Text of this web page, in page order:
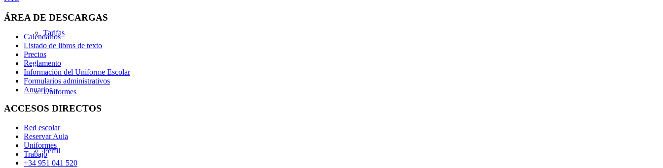
Tarifas
Uniformes
Perfil
ÁREA DE DESCARGAS
Calendarios
Listado de libros de texto
Precios
Reglamento
Información del Uniforme Escolar
Formularios administrativos
Anuarios
ACCESOS DIRECTOS
Red escolar
Reservar Aula
Uniformes
Trabajo
+34 951 041 520